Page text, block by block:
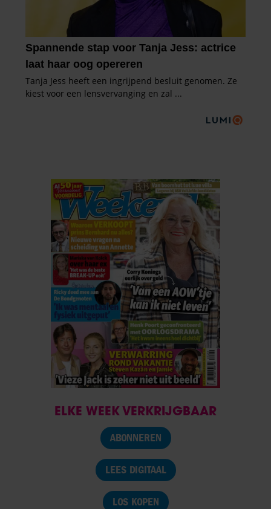
ELKE WEEK VERKRIJGBAAR
ABONNEREN
LEES DIGITAAL
LOS KOPEN